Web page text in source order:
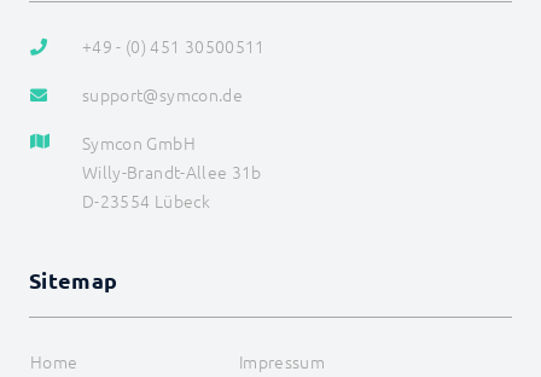
+49 - (0) 451 30500511
support@symcon.de
Symcon GmbH
Willy-Brandt-Allee 31b
D-23554 Lübeck
Sitemap
Home
Impressum